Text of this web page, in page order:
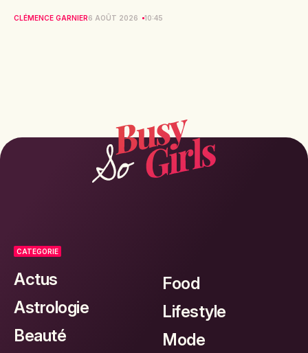
CLÉMENCE GARNIER6 AOÛT 2026 10:45
CATEGORIE
Actus
Astrologie
Beauté
Food
Lifestyle
Mode